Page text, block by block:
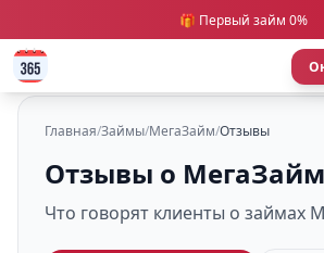
🎁 Первый займ 0%
Главная/Займы/МегаЗайм/Отзывы
Отзывы о МегаЗайм
Что говорят клиенты о займах